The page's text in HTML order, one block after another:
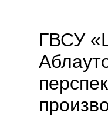
ГВСУ